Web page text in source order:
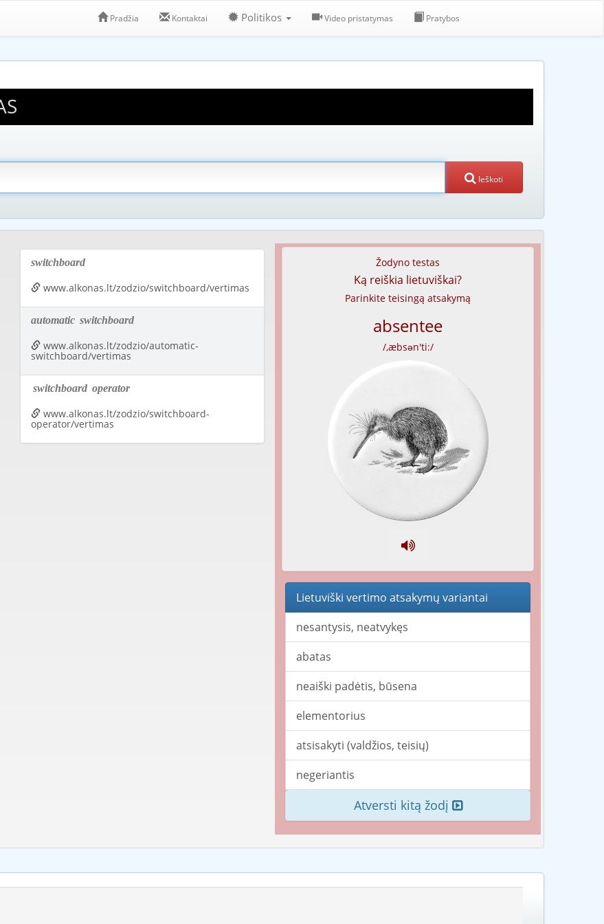
Pradžia Kontaktai Politikos Video pristatymas Pratybos
Ieškoti
switchboard
www.alkonas.lt/zodzio/switchboard/vertimas
automatic switchboard
www.alkonas.lt/zodzio/automatic-
switchboard/vertimas
switchboard operator
www.alkonas.lt/zodzio/switchboard-
operator/vertimas
Žodyno testas
Ką reiškia lietuviškai?
Parinkite teisingą atsakymą
absentee
/,æbsən'ti:/
Lietuviški vertimo atsakymų variantai
nesantysis, neatvykęs
abatas
neaiški padėtis, būsena
elementorius
atsisakyti (valdžios, teisių)
negeriantis
Atversti kitą žodį